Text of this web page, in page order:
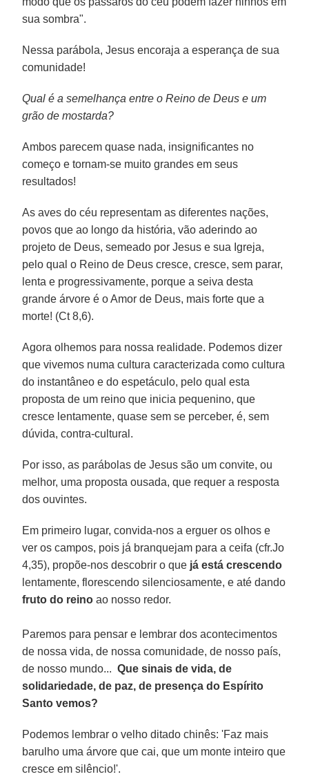
sua sombra".
Nessa parábola, Jesus encoraja a esperança de sua
comunidade!
Qual é a semelhança entre o Reino de Deus e um
grão de mostarda?
Ambos parecem quase nada, insignificantes no
começo e tornam-se muito grandes em seus
resultados!
As aves do céu representam as diferentes nações,
povos que ao longo da história, vão aderindo ao
projeto de Deus, semeado por Jesus e sua Igreja,
pelo qual o Reino de Deus cresce, cresce, sem parar,
lenta e progressivamente, porque a seiva desta
grande árvore é o Amor de Deus, mais forte que a
morte! (Ct 8,6).
Agora olhemos para nossa realidade. Podemos dizer
que vivemos numa cultura caracterizada como cultura
do instantâneo e do espetáculo, pelo qual esta
proposta de um reino que inicia pequenino, que
cresce lentamente, quase sem se perceber, é, sem
dúvida, contra-cultural.
Por isso, as parábolas de Jesus são um convite, ou
melhor, uma proposta ousada, que requer a resposta
dos ouvintes.
Em primeiro lugar, convida-nos a erguer os olhos e
ver os campos, pois já branquejam para a ceifa (cfr.Jo
4,35), propõe-nos descobrir o que já está crescendo
lentamente, florescendo silenciosamente, e até dando
fruto do reino ao nosso redor.
Paremos para pensar e lembrar dos acontecimentos
de nossa vida, de nossa comunidade, de nosso país,
de nosso mundo...Que sinais de vida, de
solidariedade, de paz, de presença do Espírito
Santo vemos?
Podemos lembrar o velho ditado chinês: 'Faz mais
barulho uma árvore que cai, que um monte inteiro que
cresce em silêncio!'.